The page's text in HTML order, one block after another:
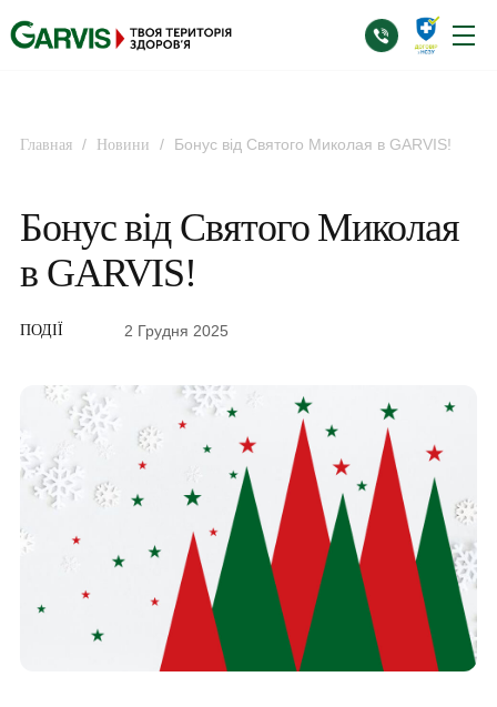
Главная / Новини / Бонус від Святого Миколая в GARVIS!
Бонус від Святого Миколая
в GARVIS!
ПОДІЇ 2 Грудня 2025